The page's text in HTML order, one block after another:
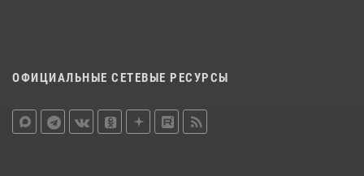
ОФИЦИАЛЬНЫЕ СЕТЕВЫЕ РЕСУРСЫ